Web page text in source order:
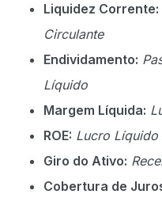
Liquidez Corrente:
Circulante
Endividamento:
Líquido
Margem Líquida:
ROE: Lucro
Giro do Ativo:
Cobertura de